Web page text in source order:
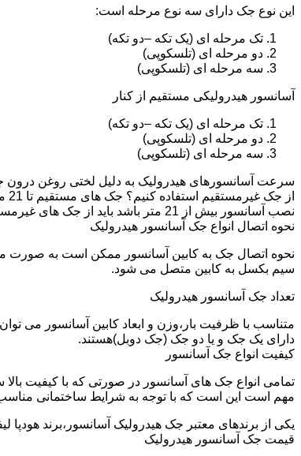
این نوع جک دارای سه نوع مرحله است:
تک مرحله ای (یک تکه –دو تکه)
دو مرحله ای (تلسکوپی)
سه مرحله ای (تلسکوپی)
آسانسور هیدرولیکی مستقیم از کنار
تک مرحله ای (یک تکه –دو تکه)
دو مرحله ای (تلسکوپی)
سه مرحله ای (تلسکوپی)
سرعت آسانسورهای هیدرولیک به دلیل لختی روغن درون
نصب آسانسور بیش از 21 متر باشد باید از جک های غیرمستقیم استفاده شود.
نحوه اتصال انواع جک آسانسور هیدرولیک
نحوه اتصال جک به کابین آسانسور ممکن است به صورت
سیم بکسل به کابین متصل می شود.
تعداد جک آسانسور هیدرولیک
متناسب با ظرفیت بار،وزن و ابعاد کابین آسانسور می
دارای یک جک و یا دو جک (جک دوبل)هستند.
کیفیت انواع جک آسانسور
تمامی انواع جک های آسانسور در صورتی که با کیفیت
مهم است این است که با توجه به شرایط ساختمانی
یکی از برندهای معتبر جک هیدرولیک آسانسور،برند
قیمت جک آسانسور هیدرولیک